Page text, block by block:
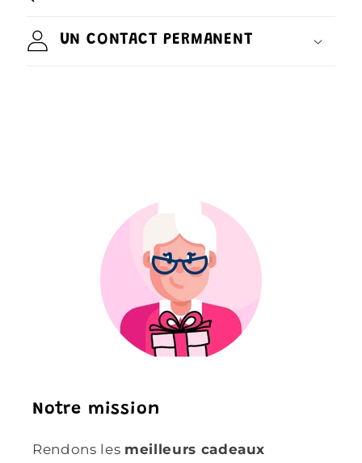
UN CONTACT PERMANENT
Notre mission
Rendons les meilleurs cadeaux